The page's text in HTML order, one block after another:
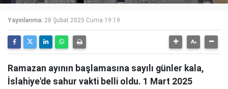
Yayınlanma: 28 Şubat 2025 Cuma 19:19
Ramazan ayının başlamasına sayılı günler kala,
İslahiye'de sahur vakti belli oldu. 1 Mart 2025